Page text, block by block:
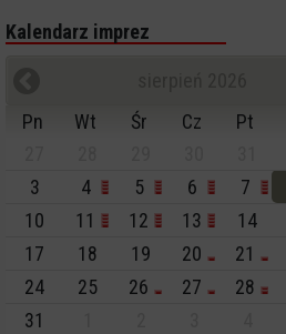
Kalendarz imprez
Pn
Wt Śr Cz Pt
3
4 5 6 7
10
11 12 13 14
17
18 19 20 21
24
25 26 27 28
31